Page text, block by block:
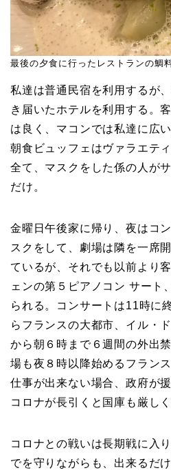
最後の夕食に行ったレストランの鯛
私達は普通民宿を利用するが
き届いたホテルを利用する。
は良く、マコンでは私達に広
朝食ビュッフェはヴァラエテ
全て、マスクをした係の人が
だけ。
金曜日午後家に帰り、夜はコ
スクをして、劇場は隣を一席
ているが、それでも以前より
ェンの第５ピアノコン サート
られる。コンサートは11時に
らフランスの大都市、イル・
から朝６時まで６週間の外出
場も夜８時以降始めるフラン
仕事が出来ない場合、政府が
コロナが長引くと国庫も厳しく
コロナとの戦いは長期戦に入
でを守りながらも、出来るだ